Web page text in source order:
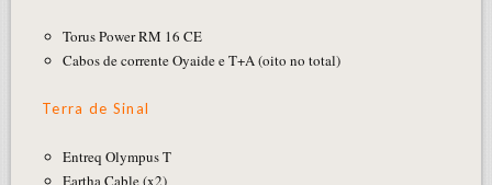
Torus Power RM 16 CE
Cabos de corrente Oyaide e T+A (oito no total)
Terra de Sinal
Entreq Olympus T
Eartha Cable (x2)